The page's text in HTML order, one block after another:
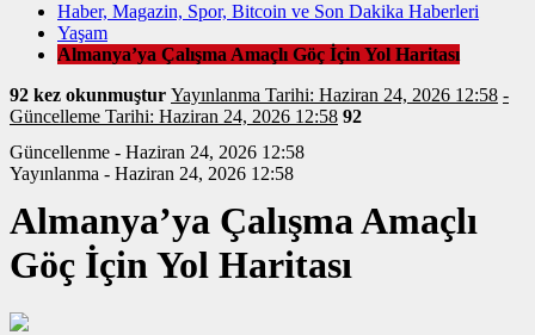
Haber, Magazin, Spor, Bitcoin ve Son Dakika Haberleri
Yaşam
Almanya’ya Çalışma Amaçlı Göç İçin Yol Haritası
92 kez okunmuştur Yayınlanma Tarihi: Haziran 24, 2026 12:58 -
Güncelleme Tarihi: Haziran 24, 2026 12:58 92
Güncellenme - Haziran 24, 2026 12:58
Yayınlanma - Haziran 24, 2026 12:58
Almanya’ya Çalışma Amaçlı
Göç İçin Yol Haritası